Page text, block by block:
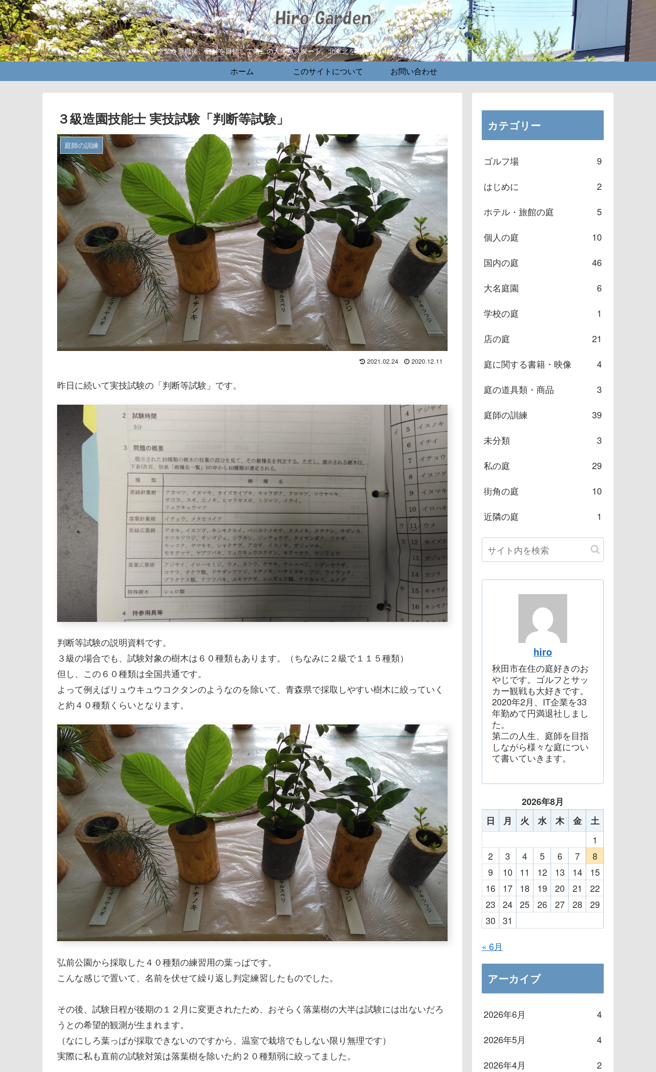
IT企業を退職後、庭師を目指して第二の人生をスタート。北東北を拠点に様々な庭を巡りいろいろ書いていきます。
ホーム このサイトについて お問い合わせ
３級造園技能士 実技試験「判断等試験」
庭師の訓練
2021.02.24 2020.12.11
昨日に続いて実技試験の「判断等試験」です。
判断等試験の説明資料です。
３級の場合でも、試験対象の樹木は６０種類もあります。（ちなみに２級で１１５種類）
但し、この６０種類は全国共通です。
よって例えばリュウキュウコクタンのようなのを除いて、青森県で採取しやすい樹木に絞っていく
と約４０種類くらいとなります。
弘前公園から採取した４０種類の練習用の葉っぱです。
こんな感じで置いて、名前を伏せて繰り返し判定練習したものでした。
その後、試験日程が後期の１２月に変更されたため、おそらく落葉樹の大半は試験には出ないだろ
うとの希望的観測が生まれます。
（なにしろ葉っぱが採取できないのですから、温室で栽培でもしない限り無理です）
実際に私も直前の試験対策は落葉樹を除いた約２０種類弱に絞ってました。
カテゴリー
ゴルフ場
9
はじめに
2
ホテル・旅館の庭
5
個人の庭
10
国内の庭
46
大名庭園
6
学校の庭
1
店の庭
21
庭に関する書籍・映像
4
庭の道具類・商品
3
庭師の訓練
39
未分類
3
私の庭
29
街角の庭
10
近隣の庭
1
hiro
秋田市在住の庭好きのお
やじです。ゴルフとサッ
カー観戦も大好きです。
2020年2月、IT企業を33
年勤めて円満退社しまし
た。
第二の人生、庭師を目指
しながら様々な庭につい
て書いていきます。
2026年8月
日
月 火 水 木 金
土
1
2
3 4 5 6 7
8
9
10 11 12 13 14
15
16
17 18 19 20 21
22
23
24 25 26 27 28
29
30
31
« 6月
アーカイブ
2026年6月
4
2026年5月
4
2026年4月
2